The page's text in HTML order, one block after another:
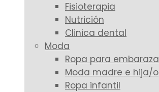
Fisioterapia
Nutrición
Clinica dental
Moda
Ropa para
Moda madre e hija/o
Ropa infantil